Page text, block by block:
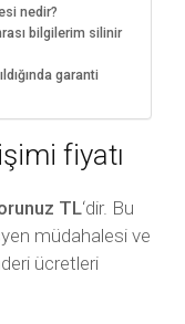
nedir?
bilgilerim silinir
garanti
fiyatı
TL‘dir. Bu
müdahalesi ve
ücretleri